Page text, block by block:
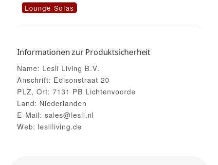
Lounge-Sofas
Informationen zur Produktsicherheit
Name: Lesli Living B.V.
Anschrift: Edisonstraat 20
PLZ, Ort: 7131 PB Lichtenvoorde
Land: Niederlanden
E-Mail: sales@lesli.nl
Web: lesliliving.de